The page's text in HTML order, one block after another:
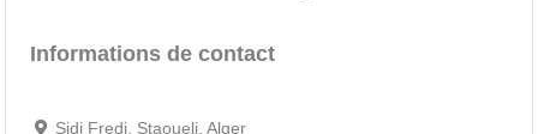
Informations de contact
Sidi Fredj, Staoueli, Alger